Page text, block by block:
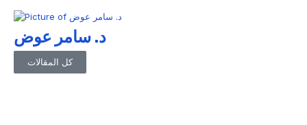
د. سامر عوض
كل المقالات